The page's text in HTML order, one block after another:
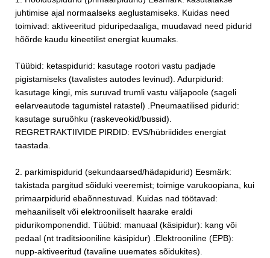
juhtimise ajal normaalseks aeglustamiseks. Kuidas need
toimivad: aktiveeritud piduripedaaliga, muudavad need pidurid
hõõrde kaudu kineetilist energiat kuumaks.
Tüübid: ketaspidurid: kasutage rootori vastu padjade
pigistamiseks (tavalistes autodes levinud). Adurpidurid:
kasutage kingi, mis suruvad trumli vastu väljapoole (sageli
eelarveautode tagumistel ratastel) .Pneumaatilised pidurid:
kasutage suruõhku (raskeveokid/bussid).
REGRETRAKTIIVIDE PIRDID: EVS/hübriidides energiat
taastada.
2. parkimispidurid (sekundaarsed/hädapidurid) Eesmärk:
takistada pargitud sõiduki veeremist; toimige varukoopiana, kui
primaarpidurid ebaõnnestuvad. Kuidas nad töötavad:
mehaaniliselt või elektrooniliselt haarake eraldi
pidurikomponendid. Tüübid: manuaal (käsipidur): kang või
pedaal (nt traditsiooniline käsipidur) .Elektrooniline (EPB):
nupp-aktiveeritud (tavaline uuemates sõidukites).